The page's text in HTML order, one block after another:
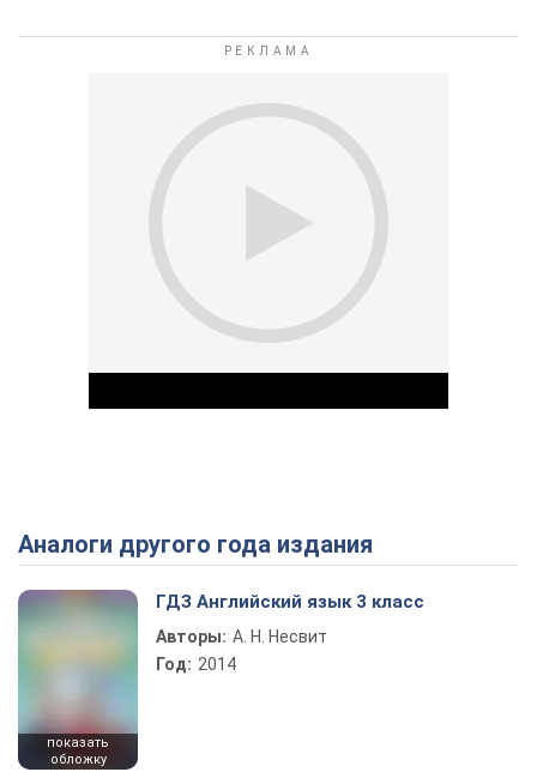
Play Video
Аналоги другого года издания
показать
обложку
ГДЗ Английский язык 3 класс
Авторы: А. Н. Несвит
Год: 2014